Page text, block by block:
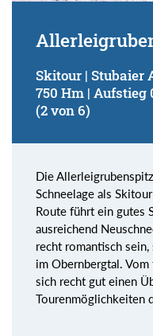
Skitour | Stubaier
750 Hm | Aufstieg
(2 von 6)
Die
Schneelage als
Route führt ein gutes
ausreichend
recht romantisch
im Obernbergtal.
sich recht gut einen
Tourenmöglichkeiten